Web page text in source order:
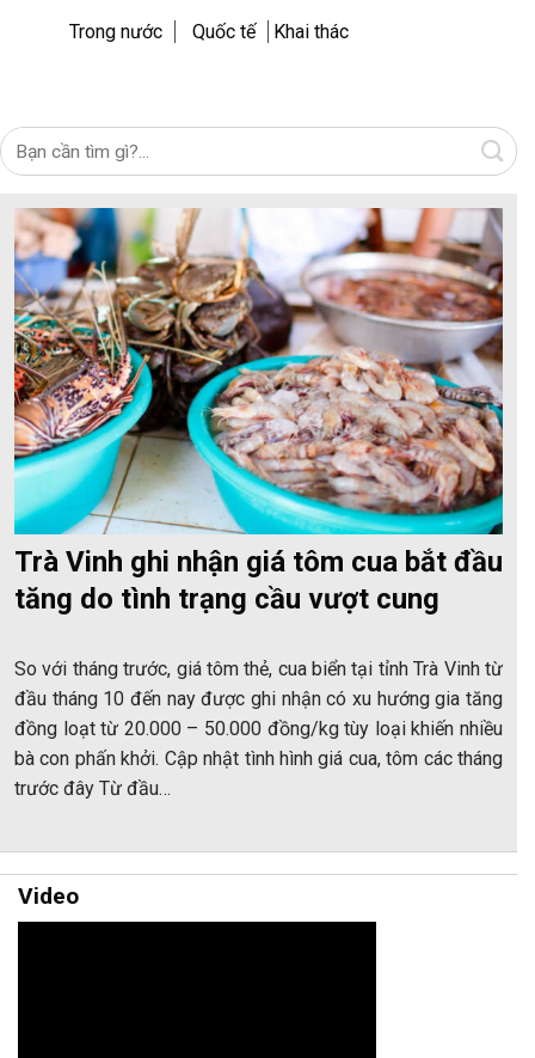
Trong nước Quốc tế Khai thác
Trà Vinh ghi nhận giá tôm cua bắt đầu
tăng do tình trạng cầu vượt cung
So với tháng trước, giá tôm thẻ, cua biển tại tỉnh Trà Vinh từ
đầu tháng 10 đến nay được ghi nhận có xu hướng gia tăng
đồng loạt từ 20.000 – 50.000 đồng/kg tùy loại khiến nhiều
bà con phấn khởi. Cập nhật tình hình giá cua, tôm các tháng
trước đây Từ đầu…
Video